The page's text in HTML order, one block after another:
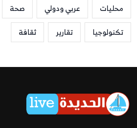
محليات
عربي ودولي صحة
تكنولوجيا
تقارير ثقافة